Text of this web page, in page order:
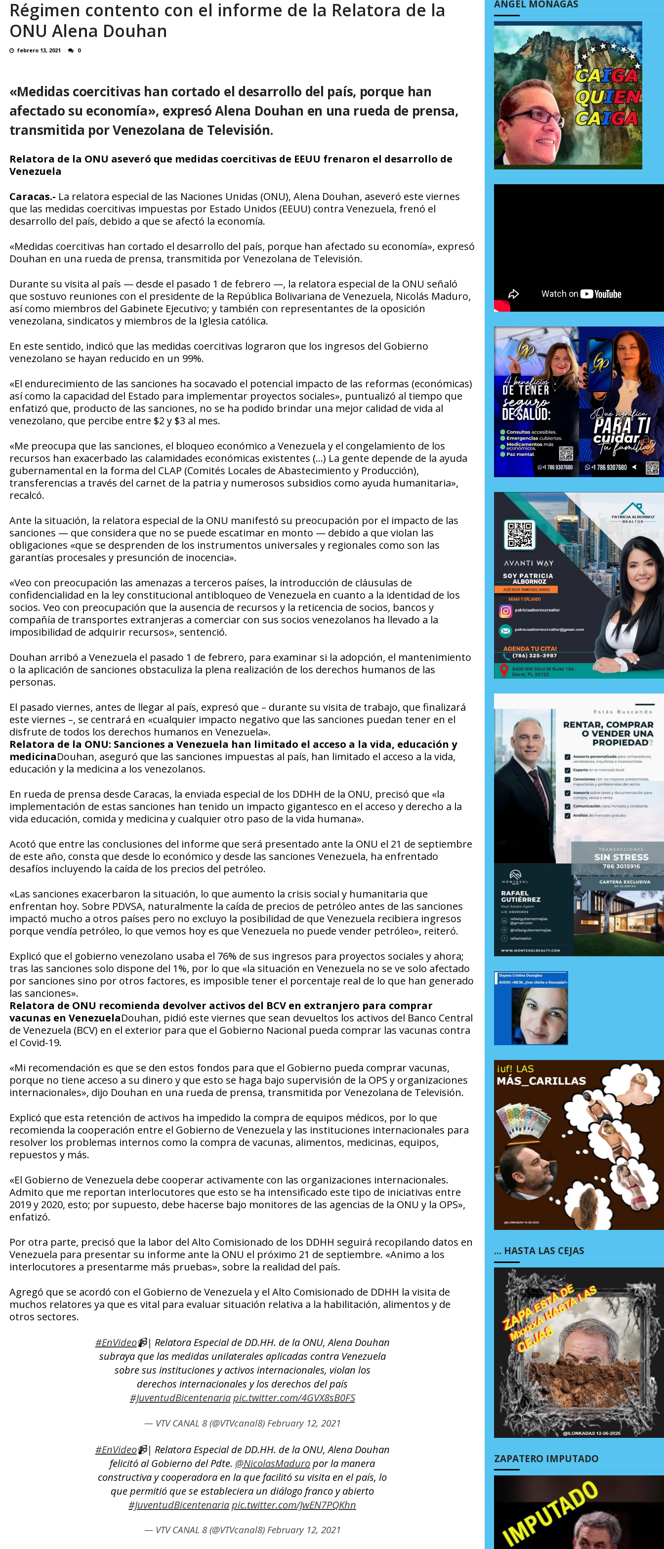
En 8 meses «876 horas de apagones» El desbastador costo del colapso eléctrico en... AGOSTO 7, 2026
Régimen contento con el informe de la Relatora de la
ONU Alena Douhan
febrero 13, 2021 0
«Medidas coercitivas han cortado el desarrollo del país, porque han
afectado su economía», expresó Alena Douhan en una rueda de prensa,
transmitida por Venezolana de Televisión.
Relatora de la ONU aseveró que medidas coercitivas de EEUU frenaron el desarrollo de
Venezuela
Caracas.- La relatora especial de las Naciones Unidas (ONU), Alena Douhan, aseveró este viernes
que las medidas coercitivas impuestas por Estado Unidos (EEUU) contra Venezuela, frenó el
desarrollo del país, debido a que se afectó la economía.
«Medidas coercitivas han cortado el desarrollo del país, porque han afectado su economía», expresó
Douhan en una rueda de prensa, transmitida por Venezolana de Televisión.
Durante su visita al país — desde el pasado 1 de febrero —, la relatora especial de la ONU señaló
que sostuvo reuniones con el presidente de la República Bolivariana de Venezuela, Nicolás Maduro,
así como miembros del Gabinete Ejecutivo; y también con representantes de la oposición
venezolana, sindicatos y miembros de la Iglesia católica.
En este sentido, indicó que las medidas coercitivas lograron que los ingresos del Gobierno
venezolano se hayan reducido en un 99%.
«El endurecimiento de las sanciones ha socavado el potencial impacto de las reformas (económicas)
así como la capacidad del Estado para implementar proyectos sociales», puntualizó al tiempo que
enfatizó que, producto de las sanciones, no se ha podido brindar una mejor calidad de vida al
venezolano, que percibe entre $2 y $3 al mes.
«Me preocupa que las sanciones, el bloqueo económico a Venezuela y el congelamiento de los
recursos han exacerbado las calamidades económicas existentes (…) La gente depende de la ayuda
gubernamental en la forma del CLAP (Comités Locales de Abastecimiento y Producción),
transferencias a través del carnet de la patria y numerosos subsidios como ayuda humanitaria»,
recalcó.
Ante la situación, la relatora especial de la ONU manifestó su preocupación por el impacto de las
sanciones — que considera que no se puede escatimar en monto — debido a que violan las
obligaciones «que se desprenden de los instrumentos universales y regionales como son las
garantías procesales y presunción de inocencia».
«Veo con preocupación las amenazas a terceros países, la introducción de cláusulas de
confidencialidad en la ley constitucional antibloqueo de Venezuela en cuanto a la identidad de los
socios. Veo con preocupación que la ausencia de recursos y la reticencia de socios, bancos y
compañía de transportes extranjeras a comerciar con sus socios venezolanos ha llevado a la
imposibilidad de adquirir recursos», sentenció.
Douhan arribó a Venezuela el pasado 1 de febrero, para examinar si la adopción, el mantenimiento
o la aplicación de sanciones obstaculiza la plena realización de los derechos humanos de las
personas.
El pasado viernes, antes de llegar al país, expresó que – durante su visita de trabajo, que finalizará
este viernes –, se centrará en «cualquier impacto negativo que las sanciones puedan tener en el
disfrute de todos los derechos humanos en Venezuela».
Relatora de la ONU: Sanciones a Venezuela han limitado el acceso a la vida, educación y
medicinaDouhan, aseguró que las sanciones impuestas al país, han limitado el acceso a la vida,
educación y la medicina a los venezolanos.
En rueda de prensa desde Caracas, la enviada especial de los DDHH de la ONU, precisó que «la
implementación de estas sanciones han tenido un impacto gigantesco en el acceso y derecho a la
vida educación, comida y medicina y cualquier otro paso de la vida humana».
Acotó que entre las conclusiones del informe que será presentado ante la ONU el 21 de septiembre
de este año, consta que desde lo económico y desde las sanciones Venezuela, ha enfrentado
desafíos incluyendo la caída de los precios del petróleo.
«Las sanciones exacerbaron la situación, lo que aumento la crisis social y humanitaria que
enfrentan hoy. Sobre PDVSA, naturalmente la caída de precios de petróleo antes de las sanciones
impactó mucho a otros países pero no excluyo la posibilidad de que Venezuela recibiera ingresos
porque vendía petróleo, lo que vemos hoy es que Venezuela no puede vender petróleo», reiteró.
Explicó que el gobierno venezolano usaba el 76% de sus ingresos para proyectos sociales y ahora;
tras las sanciones solo dispone del 1%, por lo que «la situación en Venezuela no se ve solo afectado
por sanciones sino por otros factores, es imposible tener el porcentaje real de lo que han generado
las sanciones».
Relatora de ONU recomienda devolver activos del BCV en extranjero para comprar
vacunas en VenezuelaDouhan, pidió este viernes que sean devueltos los activos del Banco Central
de Venezuela (BCV) en el exterior para que el Gobierno Nacional pueda comprar las vacunas contra
el Covid-19.
«Mi recomendación es que se den estos fondos para que el Gobierno pueda comprar vacunas,
porque no tiene acceso a su dinero y que esto se haga bajo supervisión de la OPS y organizaciones
internacionales», dijo Douhan en una rueda de prensa, transmitida por Venezolana de Televisión.
Explicó que esta retención de activos ha impedido la compra de equipos médicos, por lo que
recomienda la cooperación entre el Gobierno de Venezuela y las instituciones internacionales para
resolver los problemas internos como la compra de vacunas, alimentos, medicinas, equipos,
repuestos y más.
«El Gobierno de Venezuela debe cooperar activamente con las organizaciones internacionales.
Admito que me reportan interlocutores que esto se ha intensificado este tipo de iniciativas entre
2019 y 2020, esto; por supuesto, debe hacerse bajo monitores de las agencias de la ONU y la OPS»,
enfatizó.
Por otra parte, precisó que la labor del Alto Comisionado de los DDHH seguirá recopilando datos en
Venezuela para presentar su informe ante la ONU el próximo 21 de septiembre. «Animo a los
interlocutores a presentarme más pruebas», sobre la realidad del país.
Agregó que se acordó con el Gobierno de Venezuela y el Alto Comisionado de DDHH la visita de
muchos relatores ya que es vital para evaluar situación relativa a la habilitación, alimentos y de
otros sectores.
#EnVideo📹| Relatora Especial de DD.HH. de la ONU, Alena Douhan
subraya que las medidas unilaterales aplicadas contra Venezuela
sobre sus instituciones y activos internacionales, violan los
derechos internacionales y los derechos del país
#JuventudBicentenaria pic.twitter.com/4GVX8sB0FS
— VTV CANAL 8 (@VTVcanal8) February 12, 2021
#EnVideo📹| Relatora Especial de DD.HH. de la ONU, Alena Douhan
felicitó al Gobierno del Pdte. @NicolasMaduropor la manera
constructiva y cooperadora en la que facilitó su visita en el país, lo
que permitió que se estableciera un diálogo franco y abierto
#JuventudBicentenariapic.twitter.com/JwEN7PQKhn
— VTV CANAL 8 (@VTVcanal8) February 12, 2021
ÁNGEL MONAGAS
… HASTA LAS CEJAS
ZAPATERO IMPUTADO